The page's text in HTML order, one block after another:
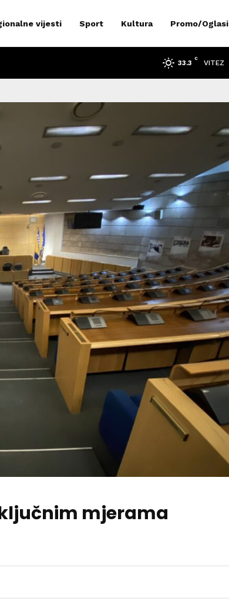
vijesti Sport Kultura Promo/Oglasi
33.3
C
VITEZ
mjerama